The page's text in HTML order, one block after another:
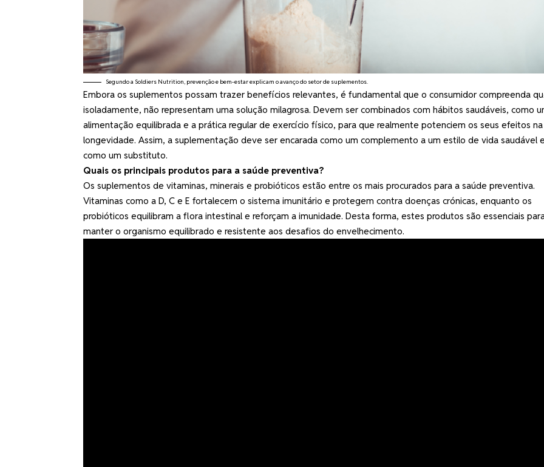
Segundo a Soldiers Nutrition, prevenção e bem-estar explicam o avanço do setor de suplementos.
Embora os suplementos possam trazer benefícios relevantes, é fundamental que o consumidor compreenda
isoladamente, não representam uma solução milagrosa. Devem ser combinados com hábitos saudáveis, como
alimentação equilibrada e a prática regular de exercício físico, para que realmente potenciem os seus efeitos na
longevidade. Assim, a suplementação deve ser encarada como um complemento a um estilo de vida saudável
como um substituto.
Quais os principais produtos para a saúde preventiva?
Os suplementos de vitaminas, minerais e probióticos estão entre os mais procurados para a saúde preventiva.
Vitaminas como a D, C e E fortalecem o sistema imunitário e protegem contra doenças crónicas, enquanto os
probióticos equilibram a flora intestinal e reforçam a imunidade. Desta forma, estes produtos são essenciais
manter o organismo equilibrado e resistente aos desafios do envelhecimento.